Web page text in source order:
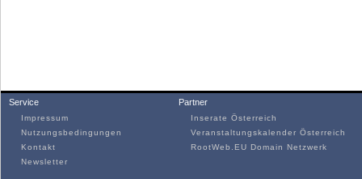
Service
Impressum
Nutzungsbedingungen
Kontakt
Newsletter
Partner
Inserate Österreich
Veranstaltungskalender Österreich
RootWeb.EU Domain Netzwerk